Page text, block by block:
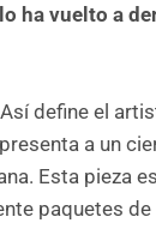
ha vuelto a
define el
a un
Esta pieza
paquetes